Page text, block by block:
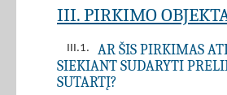
III. PIRKIMO
III.1.
AR ŠIS PIRKIMAS
SIEKIANT SUDARYTI
SUTARTĮ?